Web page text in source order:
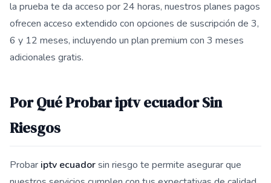
la prueba te da acceso por 24 horas, nuestros planes pagos
ofrecen acceso extendido con opciones de suscripción de 3,
6 y 12 meses, incluyendo un plan premium con 3 meses
adicionales gratis.
Por Qué Probar iptv ecuador Sin
Riesgos
Probar iptv ecuadorsin riesgo te permite asegurar que